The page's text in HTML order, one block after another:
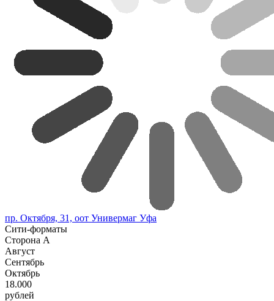
пр. Октября, 31, оот Универмаг Уфа
Сити-форматы
Сторона А
Август
Сентябрь
Октябрь
18.000
рублей